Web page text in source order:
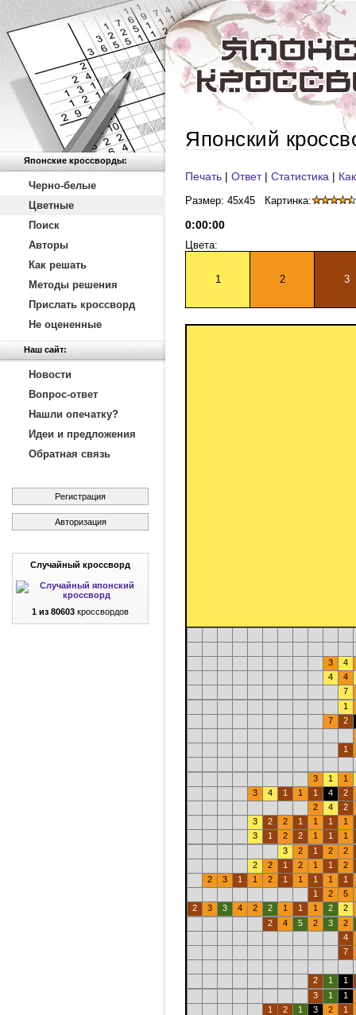
Японские кроссворды:
Черно-белые
Цветные
Поиск
Авторы
Как решать
Методы решения
Прислать кроссворд
Не оцененные
Наш сайт:
Новости
Вопрос-ответ
Нашли опечатку?
Идеи и предложения
Обратная связь
Регистрация
Авторизация
Случайный кроссворд
1 из 80603 кроссвордов
Японский
Печать | Ответ| Статистика |
Размер: 45x45 Картинка:
0:00:00
Цвета:
1 2 3
3
4
4
4
7
1
7
2
1
3 1
1
3
4 1 1 1 4
2
2
4
2
3
2 2 1 1 1
1
3
1 2 2 1 1
1
3
2 1 2
2
2
2 1 2 1 1
2
2
3 1 1 2 1 1 1 1
1
1
2
5
2
3 3 4 2 2 1 1 1 2
2
2
4 5 2 3
2
4
7
2 1
1
3
1
1
1
2 1 3 2
1